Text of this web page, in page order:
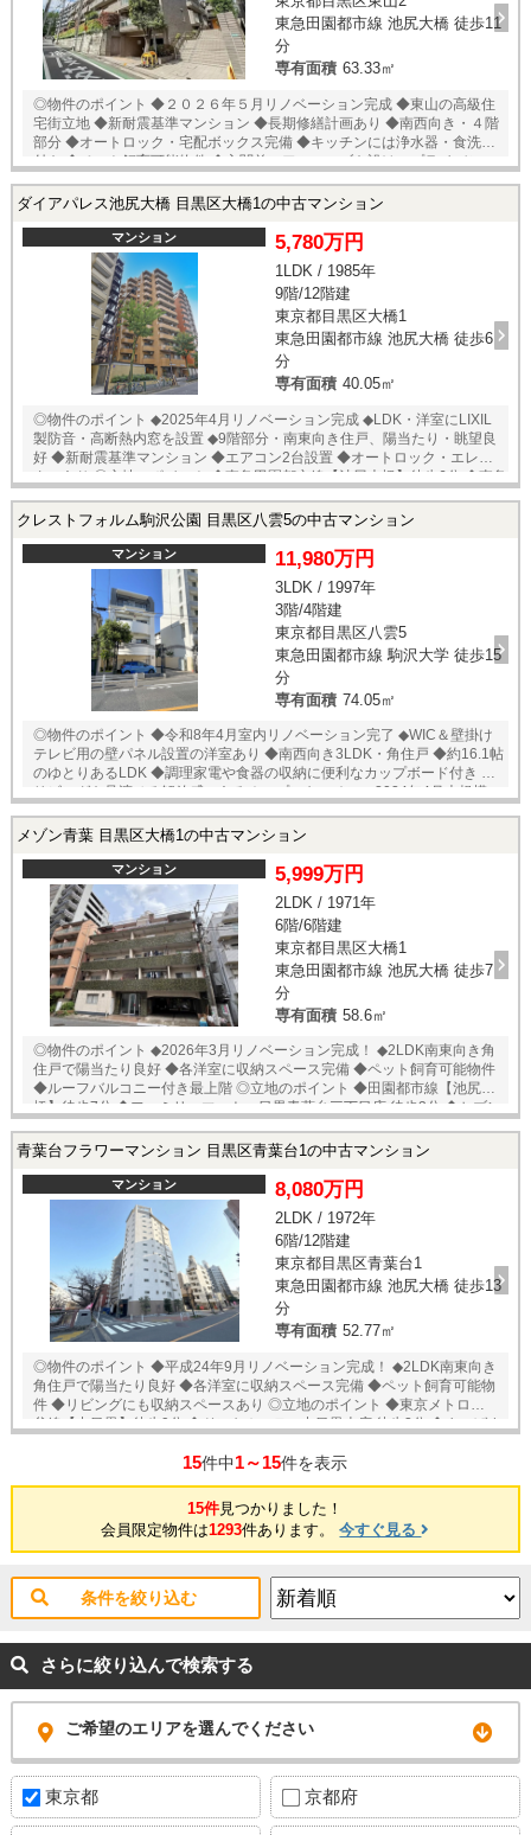
東急田園都市線 池尻大橋 徒歩11
分
専有面積 63.33㎡
◎物件のポイント ◆２０２６年５月リノベーション完成 ◆東山の高級住
宅街立地 ◆新耐震基準マンション ◆長期修繕計画あり ◆南西向き・４階
部分 ◆オートロック・宅配ボックス完備 ◆キッチンには浄水器・食洗器
付き ◆ペット飼育可能物件 ◆玄関前にアルコーブを設け、プライバシー
性に配慮された設計 ◎立地のポイント ◆東急田園都市線【池尻大橋】
徒歩９分 ◆東横線・日比谷線【中目黒】徒歩１３分 ◆セブンイレブン
徒歩６分 ◆ライフ 目黒大橋店 徒歩７分 ◆ドンキホーテ 中目黒本
店 徒歩５分 ◆成城石井 池尻大橋店 徒歩９分 ◆目黒天空庭園 徒歩
いただくか、もしくは24時間対応可能「内覧予約・お問い合わせ」フォ
ームよりお問い合わせ下さい！ ご来店が困難な場合は、ご希望場所での
お待ち合わせも可能です。
ダイアパレス池尻大橋 目黒区大橋1の中古マンション
マンション 5,780万円
1LDK / 1985年
9階/12階建
東京都目黒区大橋1
東急田園都市線 池尻大橋 徒歩6
分
専有面積 40.05㎡
◎物件のポイント ◆2025年4月リノベーション完成 ◆LDK・洋室にLIXIL
製防音・高断熱内窓を設置 ◆9階部分・南東向き住戸、陽当たり・眺望良
好 ◆新耐震基準マンション ◆エアコン2台設置 ◆オートロック・エレベー
ターあり ◎立地のポイント ◆東急田園都市線【池尻大橋】徒歩6分 ◆東急
◆ライフ 目黒大橋店 徒歩3分 ◆ローソン H目黒大橋二丁目店 徒歩2
病院 徒歩8分 ◆菅刈街かど公園 徒歩3分 ★売主様居住中の為、内覧予
約受付中！ 当店までお電話いただくか、もしくは24時間対応可能「内覧
予約・お問い合わせ」フォームよりお問い合わせ下さい！ ご来店が困難
な場合は、ご希望場所でのお待ち合わせも可能です。
クレストフォルム駒沢公園 目黒区八雲5の中古マンション
マンション 11,980万円
3LDK / 1997年
3階/4階建
東京都目黒区八雲5
東急田園都市線 駒沢大学 徒歩15
分
専有面積 74.05㎡
◎物件のポイント ◆令和8年4月室内リノベーション完了 ◆WIC＆壁掛け
テレビ用の壁パネル設置の洋室あり ◆南西向き3LDK・角住戸 ◆約16.1帖
のゆとりあるLDK ◆調理家電や食器の収納に便利なカップボード付き ◆
リビングを見渡せる解放感のあるオープンキッチン ◆2024年4月大規模
井 徒歩10分 ◆まいばすけっと 八雲4丁目店 徒歩12分 ◆セブンイレ
目店 徒歩7分 ◆トモズ 駒沢店 徒歩17分 ◆やくも街かど公園 徒歩2
分 ◆国立病院機構東京医療センター 徒歩8分 ★即日内覧可能物件！お
好きな日時でご内覧可能！★ 当店までお電話いただくか、もしくは24時
間対応可能「内覧予約・お問い合わせ」フォームよりお問い合わせ下さ
い！業務に精通したスタッフが丁寧に対応致します。ご来店が困難な場
合は、ご希望場所でのお待ち合わせも可能です。
メゾン青葉 目黒区大橋1の中古マンション
マンション 5,999万円
2LDK / 1971年
6階/6階建
東京都目黒区大橋1
東急田園都市線 池尻大橋 徒歩7
分
専有面積 58.6㎡
◎物件のポイント ◆2026年3月リノベーション完成！ ◆2LDK南東向き角
住戸で陽当たり良好 ◆各洋室に収納スペース完備 ◆ペット飼育可能物件
◆ルーフバルコニー付き最上階 ◎立地のポイント ◆田園都市線【池尻大
橋】徒歩7分 ◆ファミリーマート 目黒青葉台三丁目店 徒歩3分 ◆セブン
ライフ 目黒大橋店 徒歩3分 ◆ココカラファイン 目黒大橋店 徒歩3分
ーテ中目黒本店 徒歩6分 ★即日内覧可能物件！お好きな日時でご内覧
可能！★ 当店までお電話いただくか、もしくは24時間対応可能「内覧予
約・お問い合わせ」フォームよりお問い合わせ下さい！業務に精通した
スタッフが丁寧に対応致します。ご来店が困難な場合は、ご希望場所で
のお待ち合わせも可能です。
青葉台フラワーマンション 目黒区青葉台1の中古マンション
マンション 8,080万円
2LDK / 1972年
6階/12階建
東京都目黒区青葉台1
東急田園都市線 池尻大橋 徒歩13
分
専有面積 52.77㎡
◎物件のポイント ◆平成24年9月リノベーション完成！ ◆2LDK南東向き
角住戸で陽当たり良好 ◆各洋室に収納スペース完備 ◆ペット飼育可能物
件 ◆リビングにも収納スペースあり ◎立地のポイント ◆東京メトロ日比
谷線【中目黒】徒歩9分 ◆ドンキホーテ 中目黒本店 徒歩2分 ◆まいばす
丁目店 徒歩2分 ◆セブンイレブン 目黒青葉台二丁目店 徒歩1分 ◆菅刈公
内覧予約受付中！ 当店までお電話いただくか、もしくは24時間対応可能
「内覧予約・お問い合わせ」フォームよりお問い合わせ下さい！ ご来店
が困難な場合は、ご希望場所でのお待ち合わせも可能です。
15件中1～15件を表示
15件見つかりました！
会員限定物件は1293件あります。今すぐ見る
条件を絞り込む
さらに絞り込んで検索する
ご希望のエリアを選んでください
東京都 京都府